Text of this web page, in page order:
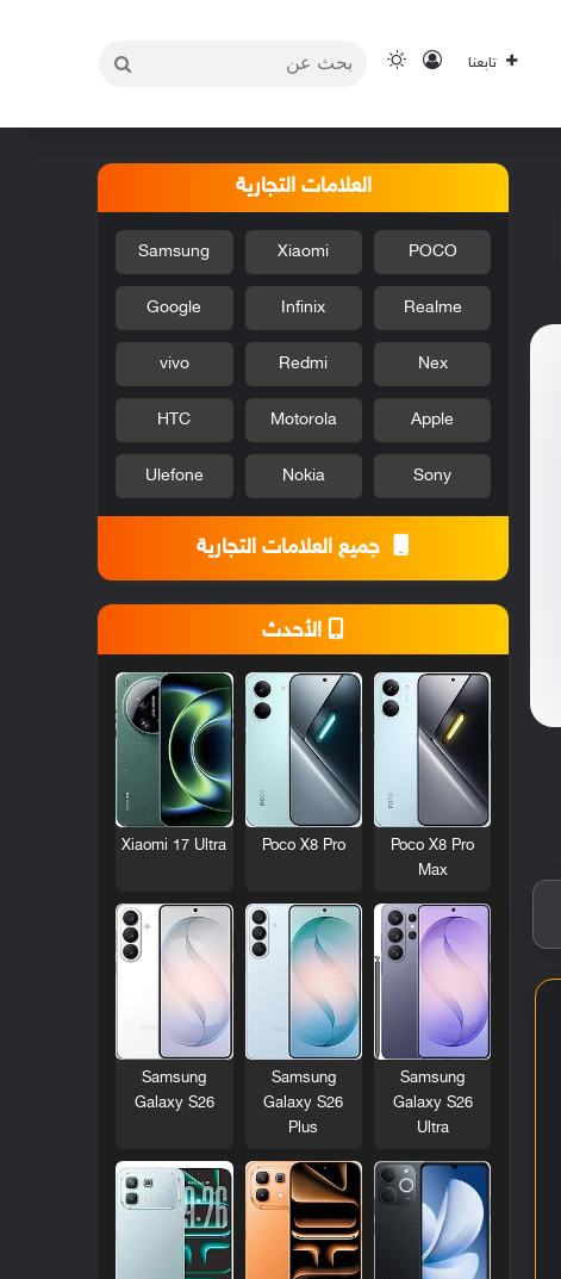
تابعنا تسجيل الدخول
الوضع المظلم
العلامات التجارية
POCO
Xiaomi
Samsung
Realme
Infinix
Google
Nex
Redmi
vivo
Apple
Motorola
HTC
Sony
Nokia
Ulefone
جميع العلامات التجارية
الأحدث
Poco X8 Pro
Max
Poco X8 Pro
Xiaomi 17 Ultra
Samsung
Galaxy S26
Ultra
Samsung
Galaxy S26
Plus
Samsung
Galaxy S26